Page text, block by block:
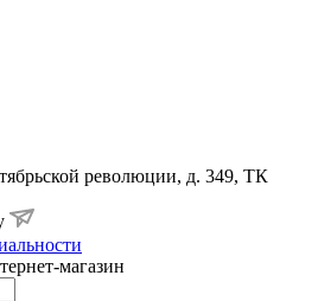
революции, д. 349, ТК
магазин